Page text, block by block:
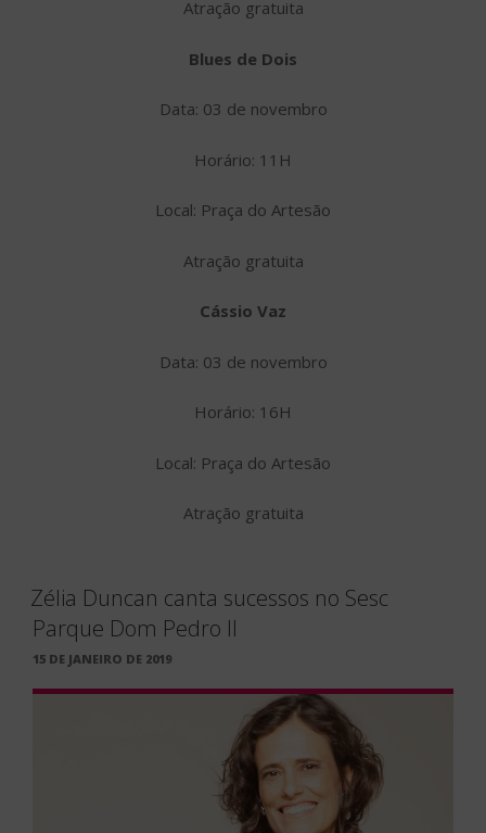
Atração gratuita
Blues de Dois
Data: 03 de novembro
Horário: 11H
Local: Praça do Artesão
Atração gratuita
Cássio Vaz
Data: 03 de novembro
Horário: 16H
Local: Praça do Artesão
Atração gratuita
Zélia Duncan canta sucessos no Sesc
Parque Dom Pedro II
PUBLICADO
15 DE JANEIRO DE 2019